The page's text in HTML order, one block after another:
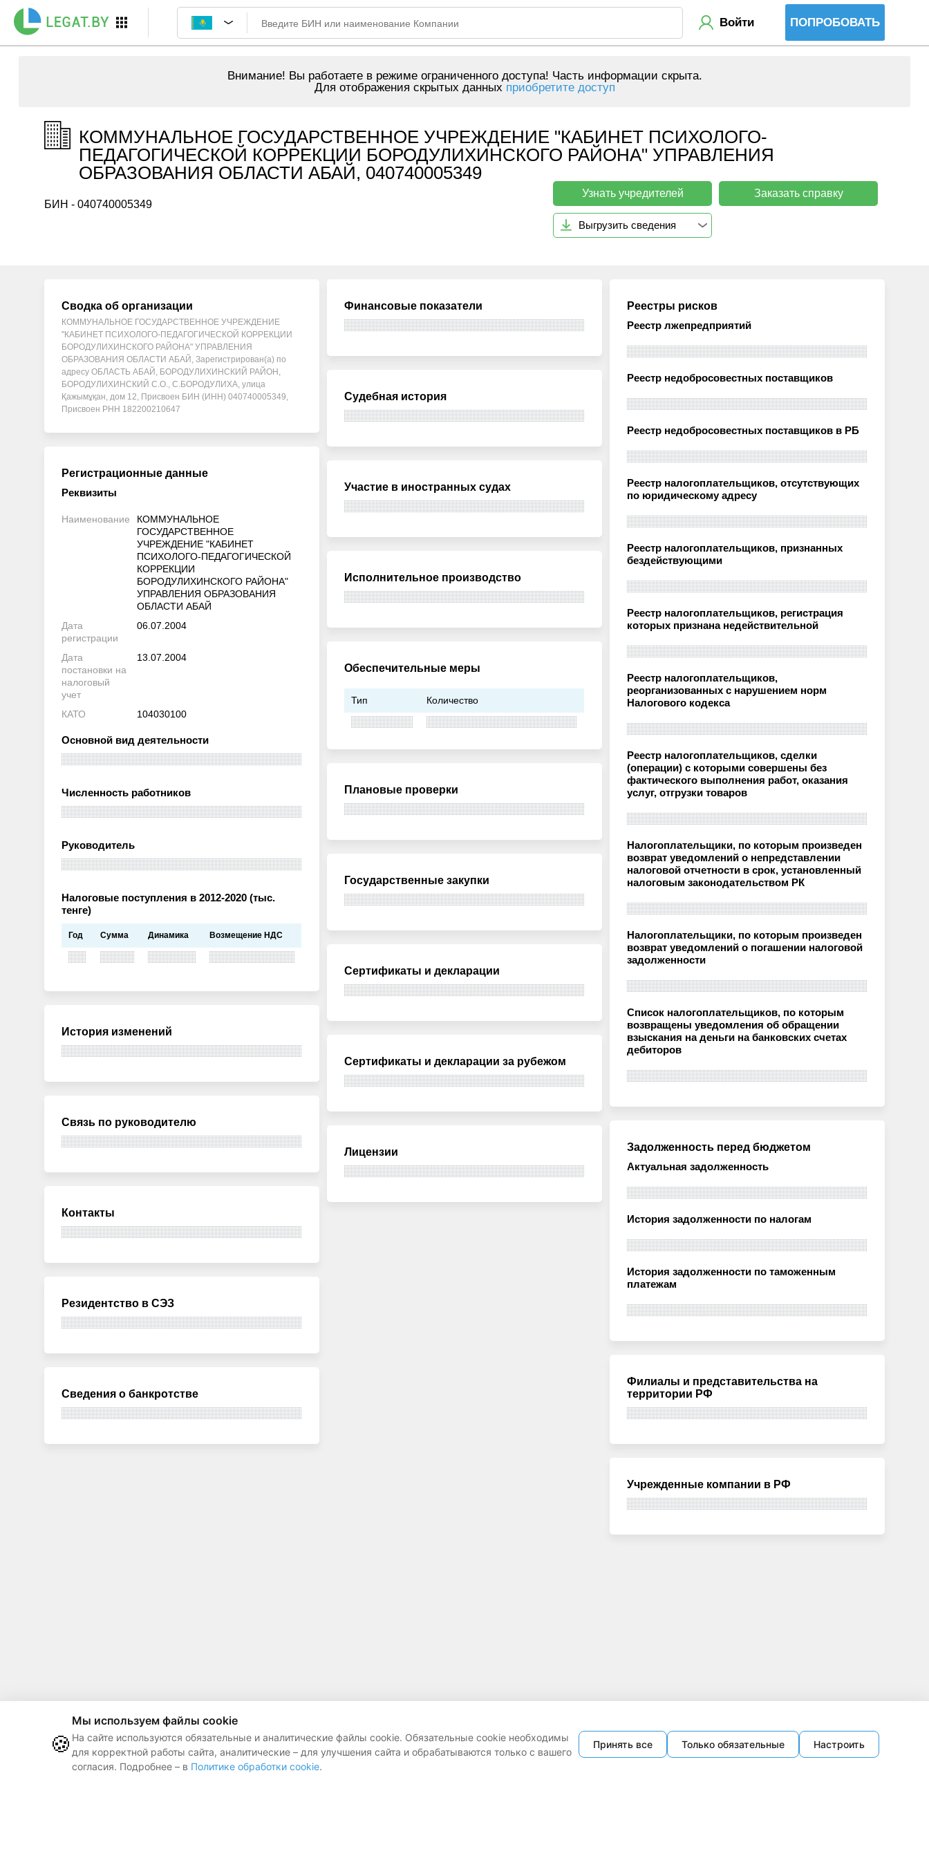
Войти ПОПРОБОВАТЬ
Внимание! Вы работаете в режиме ограниченного доступа! Часть информации скрыта.
Для отображения скрытых данных приобретите доступ
КОММУНАЛЬНОЕ ГОСУДАРСТВЕННОЕ УЧРЕЖДЕНИЕ "КАБИНЕТ ПСИХОЛОГО-
ПЕДАГОГИЧЕСКОЙ КОРРЕКЦИИ БОРОДУЛИХИНСКОГО РАЙОНА" УПРАВЛЕНИЯ
ОБРАЗОВАНИЯ ОБЛАСТИ АБАЙ, 040740005349
БИН - 040740005349
Узнать учредителей Заказать справку
Выгрузить сведения
Сводка об организации
КОММУНАЛЬНОЕ ГОСУДАРСТВЕННОЕ УЧРЕЖДЕНИЕ
"КАБИНЕТ ПСИХОЛОГО-ПЕДАГОГИЧЕСКОЙ КОРРЕКЦИИ
БОРОДУЛИХИНСКОГО РАЙОНА" УПРАВЛЕНИЯ
ОБРАЗОВАНИЯ ОБЛАСТИ АБАЙ, Зарегистрирован(а) по
адресу ОБЛАСТЬ АБАЙ, БОРОДУЛИХИНСКИЙ РАЙОН,
БОРОДУЛИХИНСКИЙ С.О., С.БОРОДУЛИХА, улица
Қажымұқан, дом 12, Присвоен БИН (ИНН) 040740005349,
Присвоен РНН 182200210647
Регистрационные данные
Реквизиты
Наименование
КОММУНАЛЬНОЕ
ГОСУДАРСТВЕННОЕ
УЧРЕЖДЕНИЕ "КАБИНЕТ
ПСИХОЛОГО-ПЕДАГОГИЧЕСКОЙ
КОРРЕКЦИИ
БОРОДУЛИХИНСКОГО РАЙОНА"
УПРАВЛЕНИЯ ОБРАЗОВАНИЯ
ОБЛАСТИ АБАЙ
Дата
регистрации
06.07.2004
Дата
постановки на
налоговый
учет
13.07.2004
КАТО 104030100
Основной вид деятельности
Численность работников
Руководитель
Налоговые поступления в 2012-2020 (тыс.
тенге)
Год Сумма Динамика Возмещение НДС
История изменений
Связь по руководителю
Контакты
Резидентство в СЭЗ
Сведения о банкротстве
Финансовые показатели
Судебная история
Участие в иностранных судах
Исполнительное производство
Обеспечительные меры
Тип Количество
Плановые проверки
Государственные закупки
Сертификаты и декларации
Сертификаты и декларации за рубежом
Лицензии
Реестры рисков
Реестр лжепредприятий
Реестр недобросовестных поставщиков
Реестр недобросовестных поставщиков в РБ
Реестр налогоплательщиков, отсутствующих
по юридическому адресу
Реестр налогоплательщиков, признанных
бездействующими
Реестр налогоплательщиков, регистрация
которых признана недействительной
Реестр налогоплательщиков,
реорганизованных с нарушением норм
Налогового кодекса
Реестр налогоплательщиков, сделки
(операции) с которыми совершены без
фактического выполнения работ, оказания
услуг, отгрузки товаров
Налогоплательщики, по которым произведен
возврат уведомлений о непредставлении
налоговой отчетности в срок, установленный
налоговым законодательством РК
Налогоплательщики, по которым произведен
возврат уведомлений о погашении налоговой
задолженности
Список налогоплательщиков, по которым
возвращены уведомления об обращении
взыскания на деньги на банковских счетах
дебиторов
Задолженность перед бюджетом
Актуальная задолженность
История задолженности по налогам
История задолженности по таможенным
платежам
Филиалы и представительства на
территории РФ
Учрежденные компании в РФ
🍪
Мы используем файлы cookie
На сайте используются обязательные и аналитические файлы cookie. Обязательные cookie необходимы
для корректной работы сайта, аналитические – для улучшения сайта и обрабатываются только с вашего
согласия. Подробнее – в Политике обработки cookie.
Принять все Только обязательные Настроить